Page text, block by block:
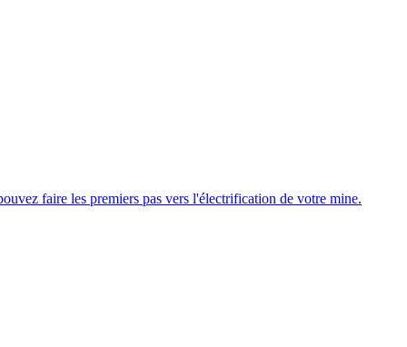
faire les premiers pas vers l'électrification de votre mine.